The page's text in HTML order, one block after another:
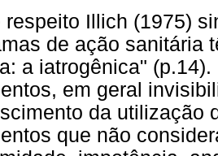
respeito Illich (1975)
de ação sanitária
a iatrogênica"
em geral
da utilização
que não